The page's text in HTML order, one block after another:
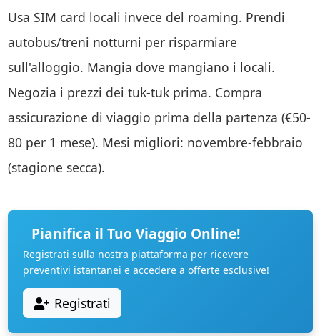
Usa SIM card locali invece del roaming. Prendi
autobus/treni notturni per risparmiare
sull'alloggio. Mangia dove mangiano i locali.
Negozia i prezzi dei tuk-tuk prima. Compra
assicurazione di viaggio prima della partenza (€50-
80 per 1 mese). Mesi migliori: novembre-febbraio
(stagione secca).
Pianifica il Tuo Viaggio Online!
Registrati sulla nostra piattaforma per ricevere
preventivi istantanei e accedere a offerte esclusive!
Registrati